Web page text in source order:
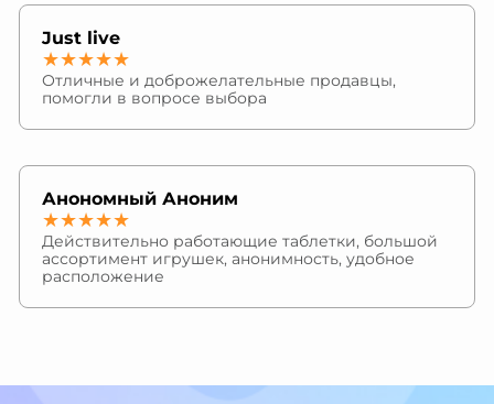
Just live
★★★★★
Отличные и доброжелательные продавцы,
помогли в вопросе выбора
Анономный Аноним
★★★★★
Действительно работающие таблетки, большой
ассортимент игрушек, анонимность, удобное
расположение